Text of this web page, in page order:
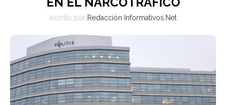
escrito por Redacción Informativos.Net